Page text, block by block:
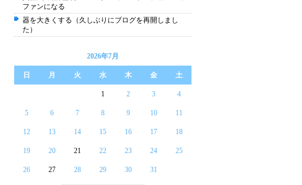
ファンになる
器を大きくする（久しぶりにブログを再開しまし
た）
2026年7月
日 月 火 水 木 金 土
1 2 3 4
5 6 7 8 9 10 11
12 13 14 15 16 17 18
19 20 21 22 23 24 25
26 27 28 29 30 31